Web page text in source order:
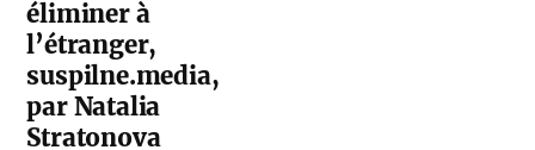
éliminer à
l’étranger,
suspilne.media,
par Natalia
Stratonova